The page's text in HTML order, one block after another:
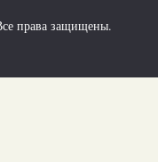
права защищены.